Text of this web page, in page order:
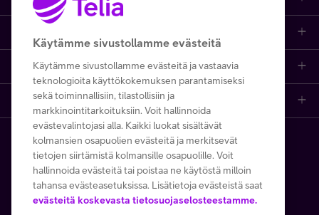
Asiakastuki
Minun Telia
EN SV
Mobiililaajakaista
Prepaid-liittymät
TV ja viihde
iPhone 17
Samsung S26
Viaplay
TV-ohjelmat
Suoratoistopalvelut
Etsi apua ja ohjeita
Tilauksen peruuttaminen
Opi ja inspiroidu
Nopeustesti (speed test)
Hinnastot
Ota yhteyttä
Asiakaspalvelun yhteystiedot
Asioi kirjautuneena
Etsi Telia Kauppa
Yhteystiedot yrityksille
Telia Finland
Telia yrityksenä
Medialle
Avoimet työpaikat
Copyright Telia Company 2026 Tietosuoja ja -turva
Käyttöehdot Evästeiden käyttö
Käytämme sivustollamme evästeitä
Käytämme sivustollamme evästeitä ja vastaavia
teknologioita käyttökokemuksen parantamiseksi
sekä toiminnallisiin, tilastollisiin ja
markkinointitarkoituksiin. Voit hallinnoida
evästevalintojasi alla. Kaikki luokat sisältävät
kolmansien osapuolien evästeitä ja merkitsevät
tietojen siirtämistä kolmansille osapuolille. Voit
hallinnoida evästeitä tai poistaa ne käytöstä milloin
tahansa evästeasetuksissa. Lisätietoja evästeistä saat
evästeitä koskevasta tietosuojaselosteestamme.